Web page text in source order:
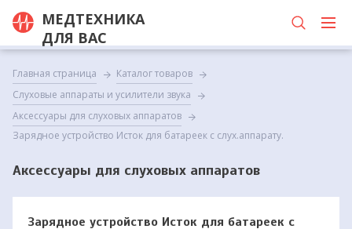
МЕДТЕХНИКА
ДЛЯ ВАС
Главная страница
Каталог товаров
Слуховые аппараты и усилители звука
Аксессуары для слуховых аппаратов
Зарядное устройство Исток для батареек с слух.аппарату.
Аксессуары для слуховых аппаратов
Зарядное устройство Исток для батареек с